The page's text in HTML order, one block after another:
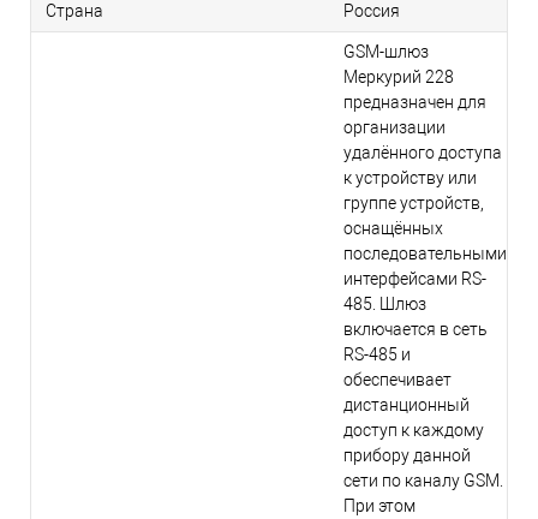
Страна Россия
GSM-шлюз
Меркурий 228
предназначен для
организации
удалённого доступа
к устройству или
группе устройств,
оснащённых
последовательными
интерфейсами RS-
485. Шлюз
включается в сеть
RS-485 и
обеспечивает
дистанционный
доступ к каждому
прибору данной
сети по каналу GSM.
При этом